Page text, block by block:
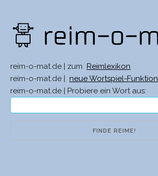
reim-o-mat.de | zum
Reimlexikon
reim-o-mat.de |
neue Wortspiel-Funktion
reim-o-mat.de | Probiere ein Wort aus: